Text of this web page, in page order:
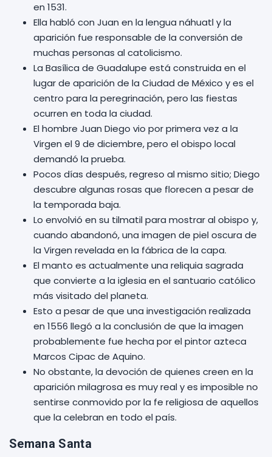
en 1531.
Ella habló con Juan en la lengua náhuatl y la
aparición fue responsable de la conversión de
muchas personas al catolicismo.
La Basílica de Guadalupe está construida en el
lugar de aparición de la Ciudad de México y es el
centro para la peregrinación, pero las fiestas
ocurren en toda la ciudad.
El hombre Juan Diego vio por primera vez a la
Virgen el 9 de diciembre, pero el obispo local
demandó la prueba.
Pocos días después, regreso al mismo sitio; Diego
descubre algunas rosas que florecen a pesar de
la temporada baja.
Lo envolvió en su tilmatil para mostrar al obispo y,
cuando abandonó, una imagen de piel oscura de
la Virgen revelada en la fábrica de la capa.
El manto es actualmente una reliquia sagrada
que convierte a la iglesia en el santuario católico
más visitado del planeta.
Esto a pesar de que una investigación realizada
en 1556 llegó a la conclusión de que la imagen
probablemente fue hecha por el pintor azteca
Marcos Cipac de Aquino.
No obstante, la devoción de quienes creen en la
aparición milagrosa es muy real y es imposible no
sentirse conmovido por la fe religiosa de aquellos
que la celebran en todo el país.
Semana Santa